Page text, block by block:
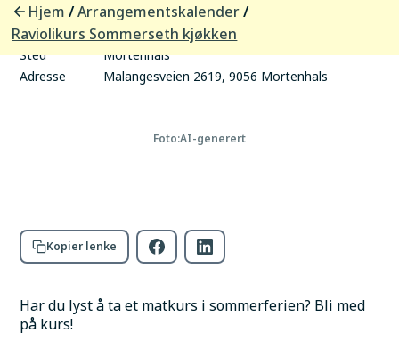
Hjem /Arrangementskalender /
Raviolikurs Sommerseth kjøkken
tid
Arrangør
Sommerseth kjøkken
Sted
Mortenhals
Adresse
Malangesveien 2619, 9056 Mortenhals
Foto:AI-generert
Kopier lenke
Har du lyst å ta et matkurs i sommerferien? Bli med
på kurs!